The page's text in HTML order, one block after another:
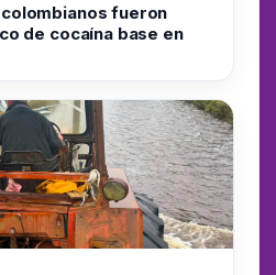
fueron
de cocaína base en